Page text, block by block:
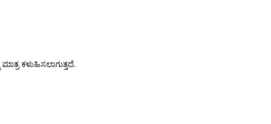
ಕಳುಹಿಸಲಾಗುತ್ತದೆ.